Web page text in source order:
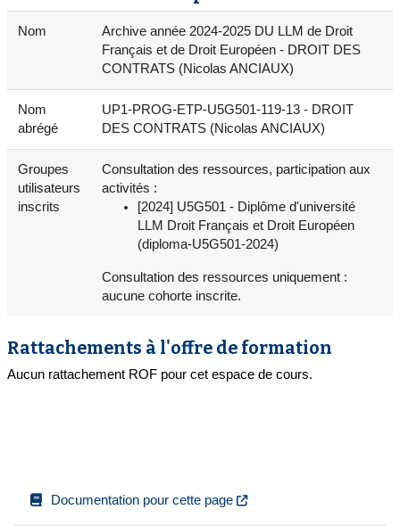
Nom
Archive année 2024-2025 DU LLM de Droit
Français et de Droit Européen - DROIT DES
CONTRATS (Nicolas ANCIAUX)
Nom
abrégé
UP1-PROG-ETP-U5G501-119-13 - DROIT
DES CONTRATS (Nicolas ANCIAUX)
Groupes
utilisateurs
inscrits
Consultation des ressources, participation aux
activités :
[2024] U5G501 - Diplôme d'université
LLM Droit Français et Droit Européen
(diploma-U5G501-2024)
Consultation des ressources uniquement :
aucune cohorte inscrite.
Rattachements à l'offre de formation
Aucun rattachement ROF pour cet espace de cours.
Documentation pour cette page